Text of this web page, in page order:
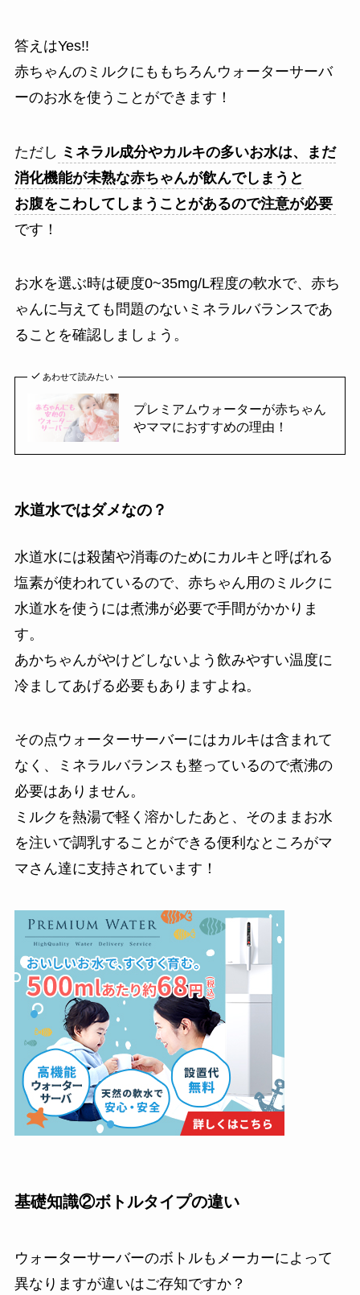
答えはYes!!
赤ちゃんのミルクにももちろんウォーターサーバ
ーのお水を使うことができます！
ただし ミネラル成分やカルキの多いお水は、まだ
消化機能が未熟な赤ちゃんが飲んでしまうと
お腹をこわしてしまうことがあるので注意が必要
です！
お水を選ぶ時は硬度0~35mg/L程度の軟水で、赤ち
ゃんに与えても問題のないミネラルバランスであ
ることを確認しましょう。
あわせて読みたい
プレミアムウォーターが赤ちゃん
やママにおすすめの理由！
水道水ではダメなの？
水道水には殺菌や消毒のためにカルキと呼ばれる
塩素が使われているので、赤ちゃん用のミルクに
水道水を使うには煮沸が必要で手間がかかりま
す。
あかちゃんがやけどしないよう飲みやすい温度に
冷ましてあげる必要もありますよね。
その点ウォーターサーバーにはカルキは含まれて
なく、ミネラルバランスも整っているので煮沸の
必要はありません。
ミルクを熱湯で軽く溶かしたあと、そのままお水
を注いで調乳することができる便利なところがマ
マさん達に支持されています！
基礎知識②ボトルタイプの違い
ウォーターサーバーのボトルもメーカーによって
異なりますが違いはご存知ですか？